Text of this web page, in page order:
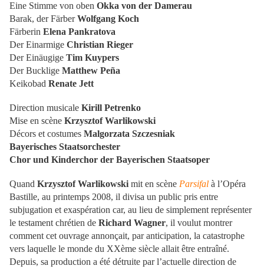
Eine Stimme von oben Okka von der Damerau
Barak, der FärberWolfgang Koch
Färberin Elena Pankratova
Der Einarmige Christian Rieger
Der Einäugige Tim Kuypers
Der Bucklige Matthew Peña
Keikobad Renate Jett
Direction musicale Kirill Petrenko
Mise en scène Krzysztof Warlikowski
Décors et costumes Malgorzata Szczesniak
Bayerisches Staatsorchester
Chor und Kinderchor der Bayerischen Staatsoper
Quand Krzysztof Warlikowski mit en scène Parsifal à l’Opéra
Bastille, au printemps 2008, il divisa un public pris entre
subjugation et exaspération car, au lieu de simplement représenter
le testament chrétien de Richard Wagner, il voulut montrer
comment cet ouvrage annonçait, par anticipation, la catastrophe
vers laquelle le monde du XXème siècle allait être entraîné.
Depuis, sa production a été détruite par l’actuelle direction de